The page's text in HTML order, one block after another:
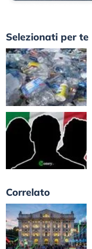
Selezionati per te
Correlato